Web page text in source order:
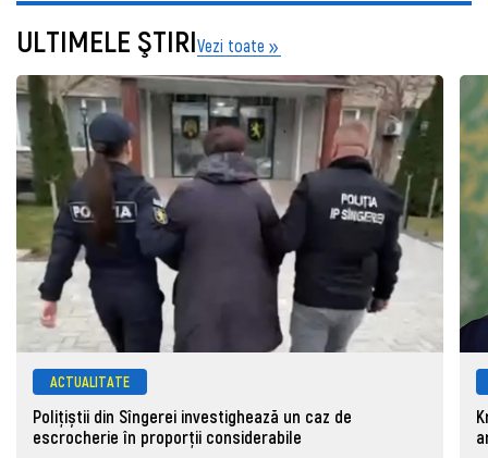
ULTIMELE ŞTIRIVezi toate
ACTUALITATE
Polițiștii din Sîngerei investighează un caz de
escrocherie în proporții considerabile